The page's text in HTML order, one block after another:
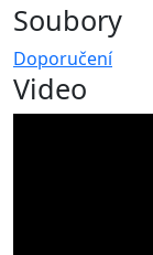
Soubory
Doporučení
Video